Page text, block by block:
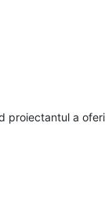
proiectantul a